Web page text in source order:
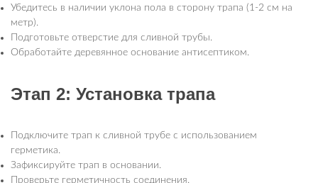
Убедитесь в наличии уклона пола в сторону трапа (1-2 см на
метр).
Подготовьте отверстие для сливной трубы.
Обработайте деревянное основание антисептиком.
Этап 2: Установка трапа
Подключите трап к сливной трубе с использованием
герметика.
Зафиксируйте трап в основании.
Проверьте герметичность соединения.